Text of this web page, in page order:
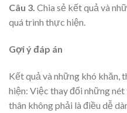
Câu 3. Chia sẻ kết quả và
quá trình thực hiện.
Gợi ý đáp án
Kết quả và những khó khăn,
hiện: Việc thay đổi những
thân không phải là điều dễ